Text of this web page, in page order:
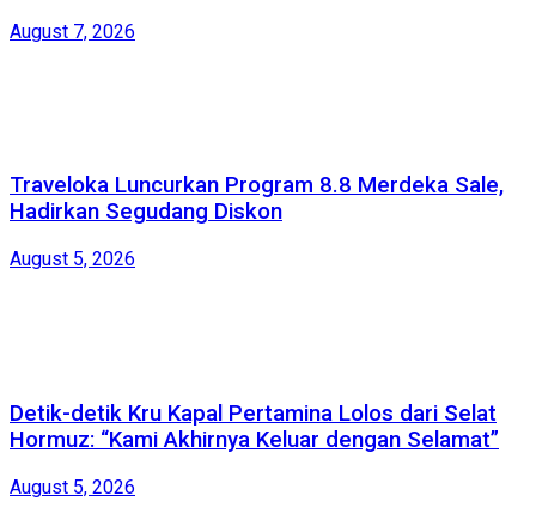
August 7, 2026
Traveloka Luncurkan Program 8.8 Merdeka Sale,
Hadirkan Segudang Diskon
August 5, 2026
Detik-detik Kru Kapal Pertamina Lolos dari Selat
Hormuz: “Kami Akhirnya Keluar dengan Selamat”
August 5, 2026